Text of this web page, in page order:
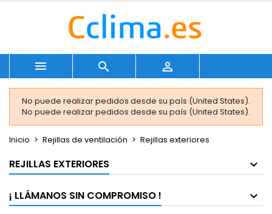
  
No puede realizar pedidos desde su país (United States).
No puede realizar pedidos desde su país (United States).
Inicio Rejillas de ventilación Rejillas exteriores
REJILLAS EXTERIORES
¡ LLÁMANOS SIN COMPROMISO !